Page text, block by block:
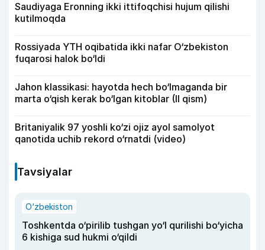
Saudiyaga Eronning ikki ittifoqchisi hujum qilishi
kutilmoqda
Rossiyada YTH oqibatida ikki nafar O‘zbekiston
fuqarosi halok bo‘ldi
Jahon klassikasi: hayotda hech bo‘lmaganda bir
marta o‘qish kerak bo‘lgan kitoblar (II qism)
Britaniyalik 97 yoshli ko‘zi ojiz ayol samolyot
qanotida uchib rekord o‘rnatdi (video)
Tavsiyalar
O‘zbekiston
Toshkentda o‘pirilib tushgan yo‘l qurilishi bo‘yicha
6 kishiga sud hukmi o‘qildi